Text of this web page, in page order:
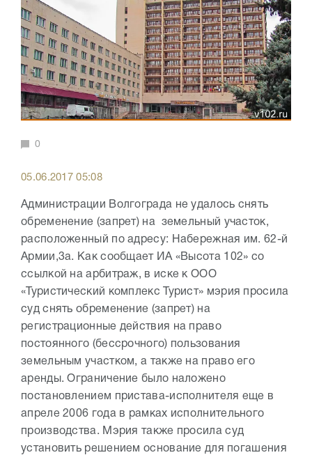
0
05.06.2017 05:08
Администрации Волгограда не удалось снять
обременение (запрет) на земельный участок,
расположенный по адресу: Набережная им. 62-й
Армии,3а. Как сообщает ИА «Высота 102» со
ссылкой на арбитраж, в иске к ООО
«Туристический комплекс Турист» мэрия просила
суд снять обременение (запрет) на
регистрационные действия на право
постоянного (бессрочного) пользования
земельным участком, а также на право его
аренды. Ограничение было наложено
постановлением пристава-исполнителя еще в
апреле 2006 года в рамках исполнительного
производства. Мэрия также просила суд
установить решением основание для погашения